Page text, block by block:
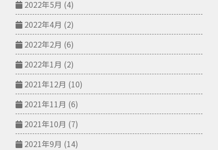
2022年5月 (4)
2022年4月 (2)
2022年2月 (6)
2022年1月 (2)
2021年12月 (10)
2021年11月 (6)
2021年10月 (7)
2021年9月 (14)